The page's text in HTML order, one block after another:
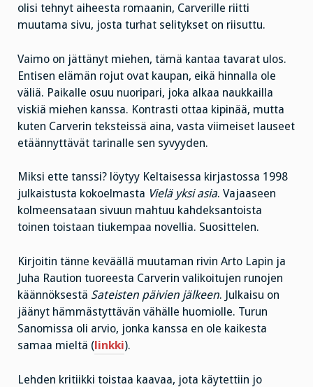
olisi tehnyt aiheesta romaanin, Carverille riitti
muutama sivu, josta turhat selitykset on riisuttu.
Vaimo on jättänyt miehen, tämä kantaa tavarat ulos.
Entisen elämän rojut ovat kaupan, eikä hinnalla ole
väliä. Paikalle osuu nuoripari, joka alkaa naukkailla
viskiä miehen kanssa. Kontrasti ottaa kipinää, mutta
kuten Carverin teksteissä aina, vasta viimeiset lauseet
etäännyttävät tarinalle sen syvyyden.
Miksi ette tanssi? löytyy Keltaisessa kirjastossa 1998
julkaistusta kokoelmasta Vielä yksi asia. Vajaaseen
kolmeensataan sivuun mahtuu kahdeksantoista
toinen toistaan tiukempaa novellia. Suosittelen.
Kirjoitin tänne keväällä muutaman rivin Arto Lapin ja
Juha Raution tuoreesta Carverin valikoitujen runojen
käännöksestä Sateisten päivien jälkeen. Julkaisu on
jäänyt hämmästyttävän vähälle huomiolle. Turun
Sanomissa oli arvio, jonka kanssa en ole kaikesta
samaa mieltä ( linkki).
Lehden kritiikki toistaa kaavaa, jota käytettiin jo